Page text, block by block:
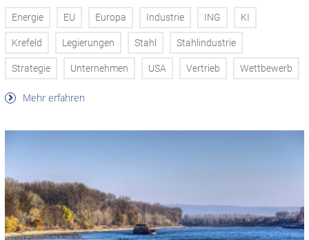
Energie EU Europa Industrie ING KI
Krefeld Legierungen Stahl Stahlindustrie
Strategie Unternehmen USA Vertrieb Wettbewerb
Mehr erfahren